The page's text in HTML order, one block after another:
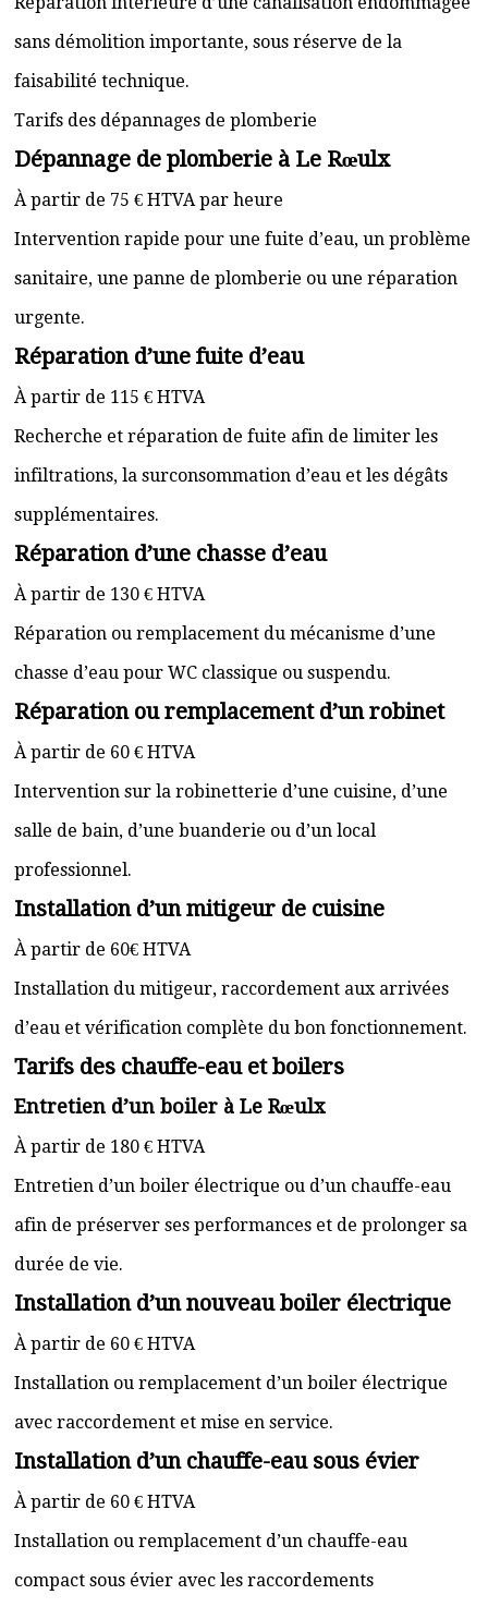
sans démolition importante, sous réserve de la
faisabilité technique.
Tarifs des dépannages de plomberie
Dépannage de plomberie à Le Rœulx
À partir de 75 € HTVA par heure
Intervention rapide pour une fuite d’eau, un problème
sanitaire, une panne de plomberie ou une réparation
urgente.
Réparation d’une fuite d’eau
À partir de 115 € HTVA
Recherche et réparation de fuite afin de limiter les
infiltrations, la surconsommation d’eau et les dégâts
supplémentaires.
Réparation d’une chasse d’eau
À partir de 130 € HTVA
Réparation ou remplacement du mécanisme d’une
chasse d’eau pour WC classique ou suspendu.
Réparation ou remplacement d’un robinet
À partir de 60 € HTVA
Intervention sur la robinetterie d’une cuisine, d’une
salle de bain, d’une buanderie ou d’un local
professionnel.
Installation d’un mitigeur de cuisine
À partir de 60€ HTVA
Installation du mitigeur, raccordement aux arrivées
d’eau et vérification complète du bon fonctionnement.
Tarifs des chauffe-eau et boilers
Entretien d’un boiler à Le Rœulx
À partir de 180 € HTVA
Entretien d’un boiler électrique ou d’un chauffe-eau
afin de préserver ses performances et de prolonger sa
durée de vie.
Installation d’un nouveau boiler électrique
À partir de 60 € HTVA
Installation ou remplacement d’un boiler électrique
avec raccordement et mise en service.
Installation d’un chauffe-eau sous évier
À partir de 60 € HTVA
Installation ou remplacement d’un chauffe-eau
compact sous évier avec les raccordements